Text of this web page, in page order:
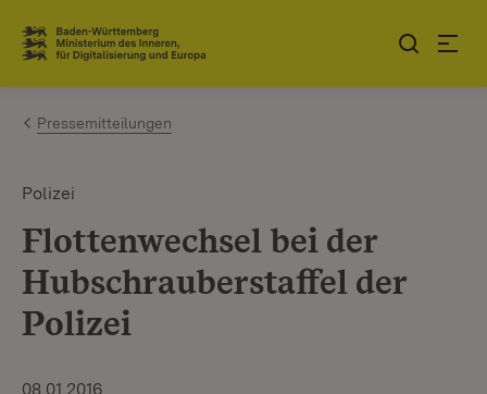
Zum Inhalt springen
Link zur Startseite
Pressemitteilungen
Polizei
Flottenwechsel bei der
Hubschrauberstaffel der
Polizei
08.01.2016